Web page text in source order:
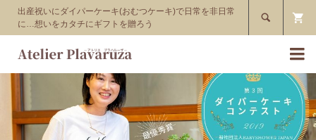
出産祝いにダイパーケーキ(おむつケーキ)で日常を非日常
に…想いをカタチにギフトを贈ろう

